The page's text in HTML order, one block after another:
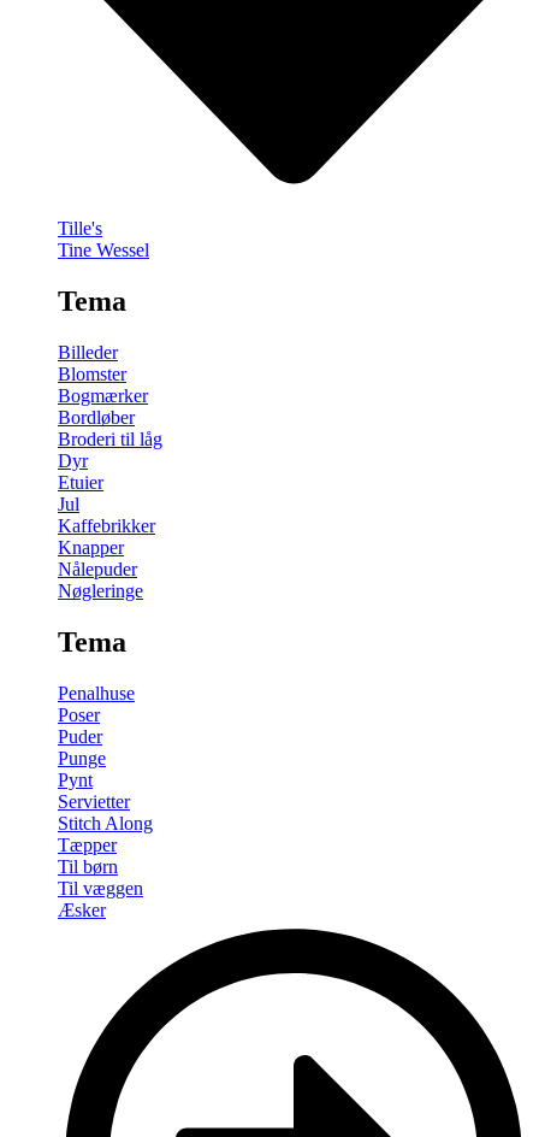
Tille's
Tine Wessel
Tema
Billeder
Blomster
Bogmærker
Bordløber
Broderi til låg
Dyr
Etuier
Jul
Kaffebrikker
Knapper
Nålepuder
Nøgleringe
Tema
Penalhuse
Poser
Puder
Punge
Pynt
Servietter
Stitch Along
Tæpper
Til børn
Til væggen
Æsker